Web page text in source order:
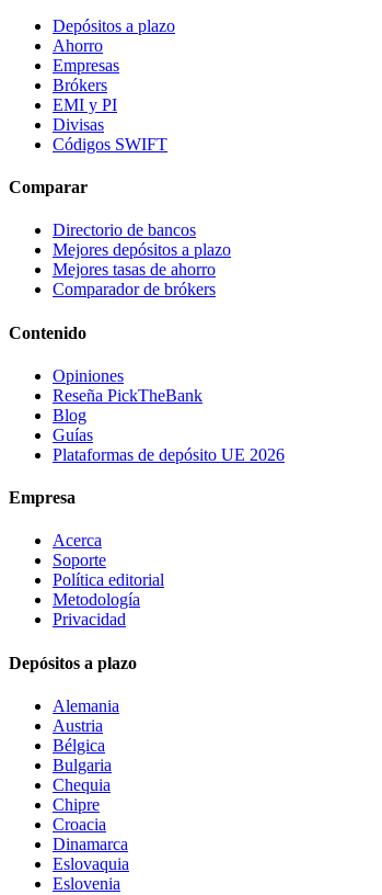
Depósitos a plazo
Ahorro
Empresas
Brókers
EMI y PI
Divisas
Códigos SWIFT
Comparar
Directorio de bancos
Mejores depósitos a plazo
Mejores tasas de ahorro
Comparador de brókers
Contenido
Opiniones
Reseña PickTheBank
Blog
Guías
Plataformas de depósito UE 2026
Empresa
Acerca
Soporte
Política editorial
Metodología
Privacidad
Depósitos a plazo
Alemania
Austria
Bélgica
Bulgaria
Chequia
Chipre
Croacia
Dinamarca
Eslovaquia
Eslovenia